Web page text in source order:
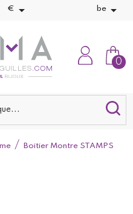
€  be 
0
Boitier Montre STAMPS